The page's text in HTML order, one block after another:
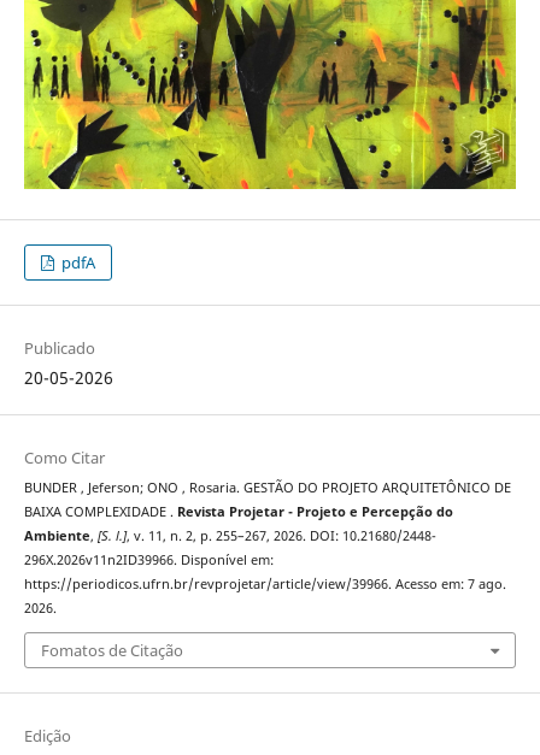
pdfA
Publicado
20-05-2026
Como Citar
BUNDER , Jeferson; ONO , Rosaria. GESTÃO DO PROJETO ARQUITETÔNICO DE
BAIXA COMPLEXIDADE . Revista Projetar - Projeto e Percepção do
Ambiente, [S. l.], v. 11, n. 2, p. 255–267, 2026. DOI: 10.21680/2448-
296X.2026v11n2ID39966. Disponível em:
https://periodicos.ufrn.br/revprojetar/article/view/39966. Acesso em: 7 ago.
2026.
Fomatos de Citação
Edição